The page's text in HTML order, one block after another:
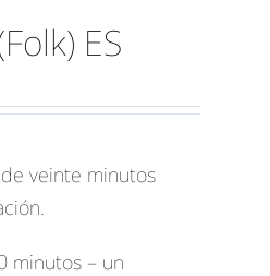
ES
veinte minutos
minutos – un